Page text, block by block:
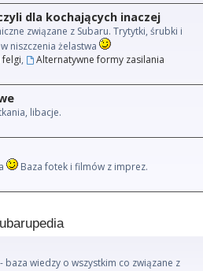
dla kochających inaczej
związane z Subaru. Trytytki, śrubki i
niszczenia żelastwa
felgi,
Alternatywne formy zasilania
libacje.
Baza fotek i filmów z imprez.
baza wiedzy o wszystkim co związane z